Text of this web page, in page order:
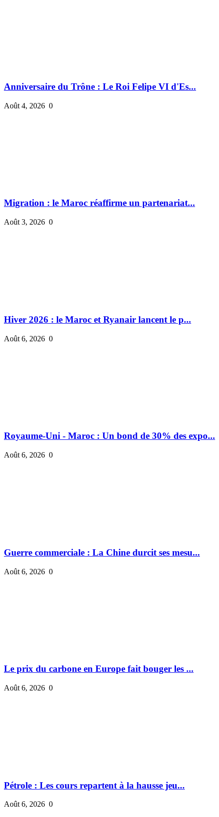
Anniversaire du Trône : Le Roi Felipe VI d'Es...
Août 4, 2026 0
Migration : le Maroc réaffirme un partenariat...
Août 3, 2026 0
Hiver 2026 : le Maroc et Ryanair lancent le p...
Août 6, 2026 0
Royaume-Uni - Maroc : Un bond de 30% des expo...
Août 6, 2026 0
Guerre commerciale : La Chine durcit ses mesu...
Août 6, 2026 0
Le prix du carbone en Europe fait bouger les ...
Août 6, 2026 0
Pétrole : Les cours repartent à la hausse jeu...
Août 6, 2026 0